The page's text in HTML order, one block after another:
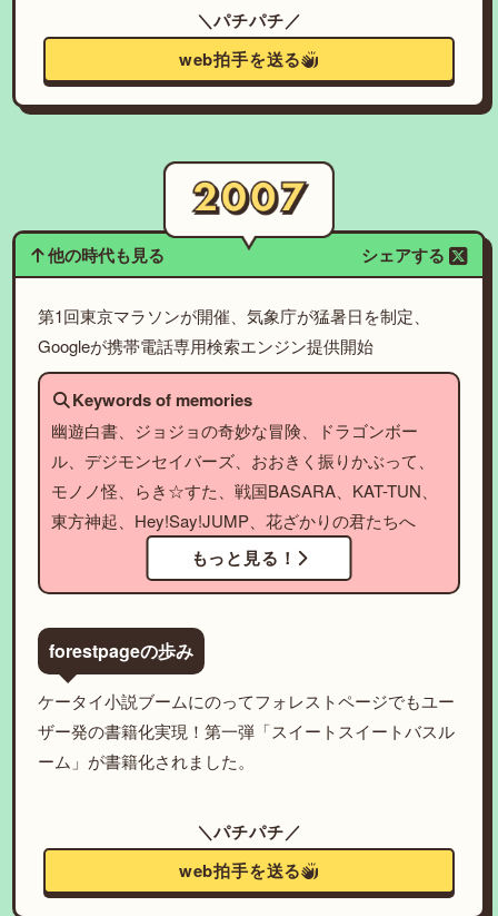
＼パチパチ／
web拍手を送る
他の時代も見る シェアする
第1回東京マラソンが開催、気象庁が猛暑日を制定、
Googleが携帯電話専用検索エンジン提供開始
Keywords of memories
幽遊白書、ジョジョの奇妙な冒険、ドラゴンボー
ル、デジモンセイバーズ、おおきく振りかぶって、
モノノ怪、らき☆すた、戦国BASARA、KAT-TUN、
東方神起、Hey!Say!JUMP、花ざかりの君たちへ
もっと見る！
forestpageの歩み
ケータイ小説ブームにのってフォレストページでもユー
ザー発の書籍化実現！第一弾「スイートスイートバスル
ーム」が書籍化されました。
＼パチパチ／
web拍手を送る